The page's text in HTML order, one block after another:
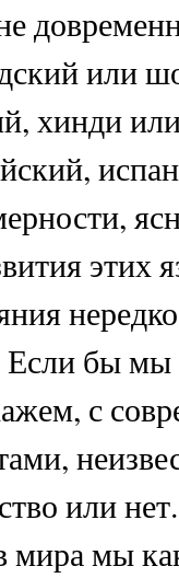
или
хинди
этих
бы мы
с
или
мира мы